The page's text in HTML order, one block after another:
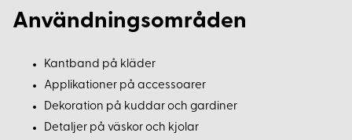
Användningsområden
Kantband på kläder
Applikationer på accessoarer
Dekoration på kuddar och gardiner
Detaljer på väskor och kjolar